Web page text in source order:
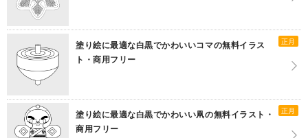
正月
塗り絵に最適な白黒でかわいいコマの無料イラス
ト・商用フリー
正月
塗り絵に最適な白黒でかわいい凧の無料イラスト・
商用フリー